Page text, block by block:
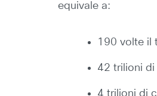
equivale a:
190 volte il
42 trilioni di
4 trilioni di